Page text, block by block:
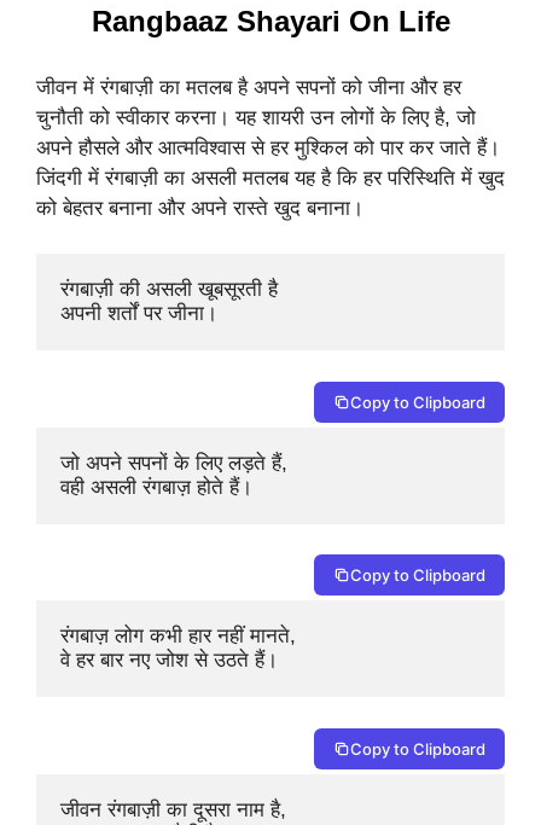
Rangbaaz Shayari On Life
जीवन में रंगबाज़ी का मतलब है अपने सपनों को जीना और हर
चुनौती को स्वीकार करना। यह शायरी उन लोगों के लिए है, जो
अपने हौसले और आत्मविश्वास से हर मुश्किल को पार कर जाते हैं।
जिंदगी में रंगबाज़ी का असली मतलब यह है कि हर परिस्थिति में खुद
को बेहतर बनाना और अपने रास्ते खुद बनाना।
रंगबाज़ी की असली खूबसूरती है
अपनी शर्तों पर जीना।
Copy to Clipboard
जो अपने सपनों के लिए लड़ते हैं,
वही असली रंगबाज़ होते हैं।
Copy to Clipboard
रंगबाज़ लोग कभी हार नहीं मानते,
वे हर बार नए जोश से उठते हैं।
Copy to Clipboard
जीवन रंगबाज़ी का दूसरा नाम है,